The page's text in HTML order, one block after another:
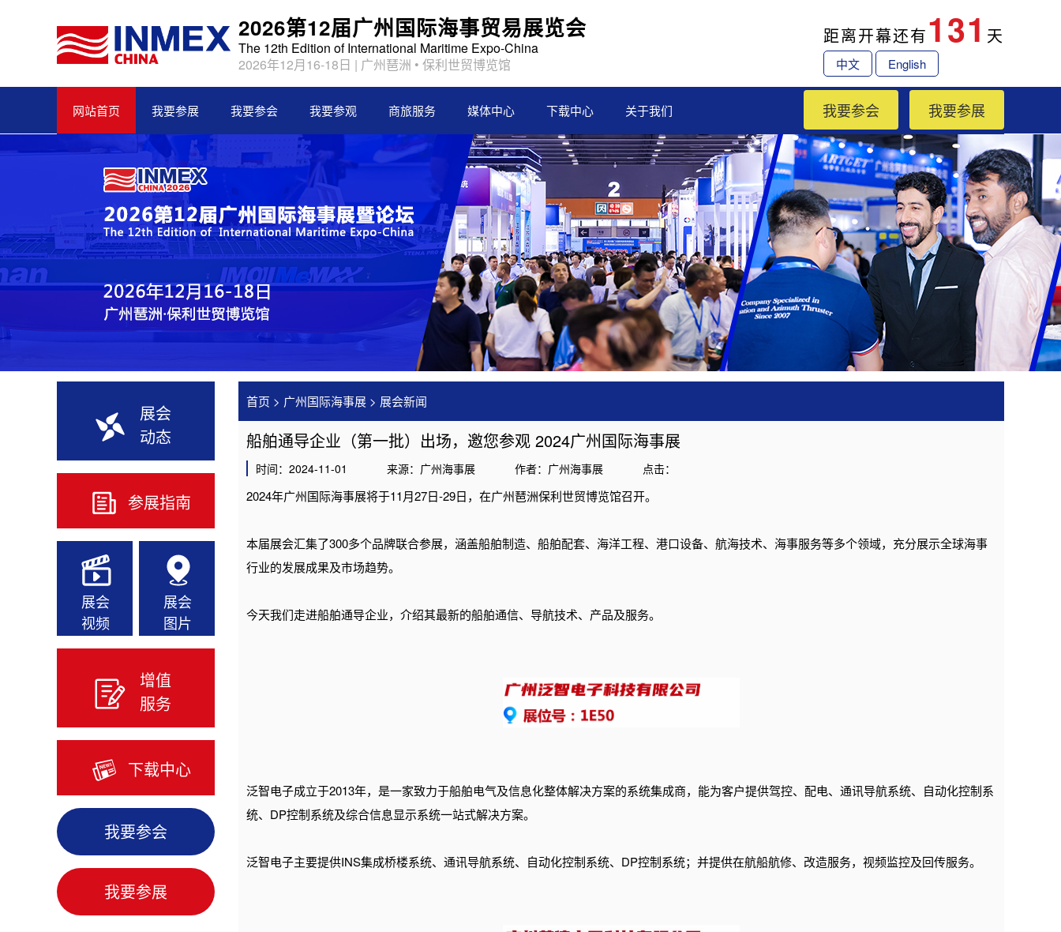
2026第12届广州国际海事贸易展览会
The 12th Edition of International Maritime Expo-China
2026年12月16-18日 | 广州琶洲 • 保利世贸博览馆
距离开幕还有131 天
中文 English
网站首页 我要参展 我要参会 我要参观 商旅服务 媒体中心 下载中心 关于我们 我要参会 我要参展
展会
动态
参展指南
展会
视频
展会
图片
增值
服务
下载中心
我要参会
我要参展
首页 > 广州国际海事展 > 展会新闻
船舶通导企业（第一批）出场，邀您参观 2024广州国际海事展
时间：2024-11-01 来源：广州海事展 作者：广州海事展 点击：
2024年广州国际海事展将于11月27日-29日， 在广州琶洲保利世贸博览馆召开。
本届展会汇集了300多个品牌联合参展，涵盖船舶制造、船舶配套、海洋工程、港口设备、航海技术、海事服务等多个领域，充分展示全球海事
行业的发展成果及市场趋势。
今天我们走进船舶通导企业，介绍其最新的船舶通信、导航技术、产品及服务。
泛智电子成立于2013年，是一家致力于船舶电气及信息化整体解决方案的系统集成商，能为客户提供驾控、配电、通讯导航系统、自动化控制系
统、DP控制系统及综合信息显示系统一站式解决方案。
泛智电子主要提供INS集成桥楼系统、通讯导航系统、自动化控制系统、DP控制系统；并提供在航船航修、改造服务，视频监控及回传服务。